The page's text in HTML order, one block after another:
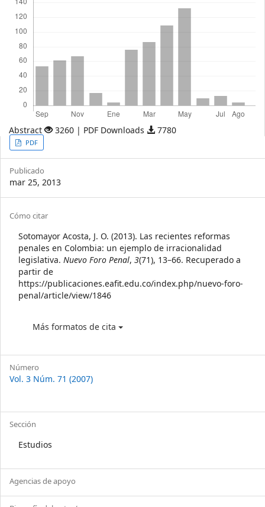
Abstract 3260 | PDF Downloads 7780
Article
Sidebar
PDF
Publicado
mar 25, 2013
Article
Details
Cómo citar
Sotomayor Acosta, J. O. (2013). Las recientes reformas
penales en Colombia: un ejemplo de irracionalidad
legislativa. Nuevo Foro Penal, 3(71), 13–66. Recuperado a
partir de
https://publicaciones.eafit.edu.co/index.php/nuevo-foro-
penal/article/view/1846
Más formatos de cita
Número
Vol. 3 Núm. 71 (2007)
Sección
Estudios
Agencias de apoyo